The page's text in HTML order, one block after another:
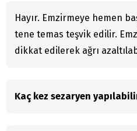
Hayır. Emzirmeye hemen
tene temas teşvik edilir.
dikkat edilerek ağrı
Kaç kez sezaryen